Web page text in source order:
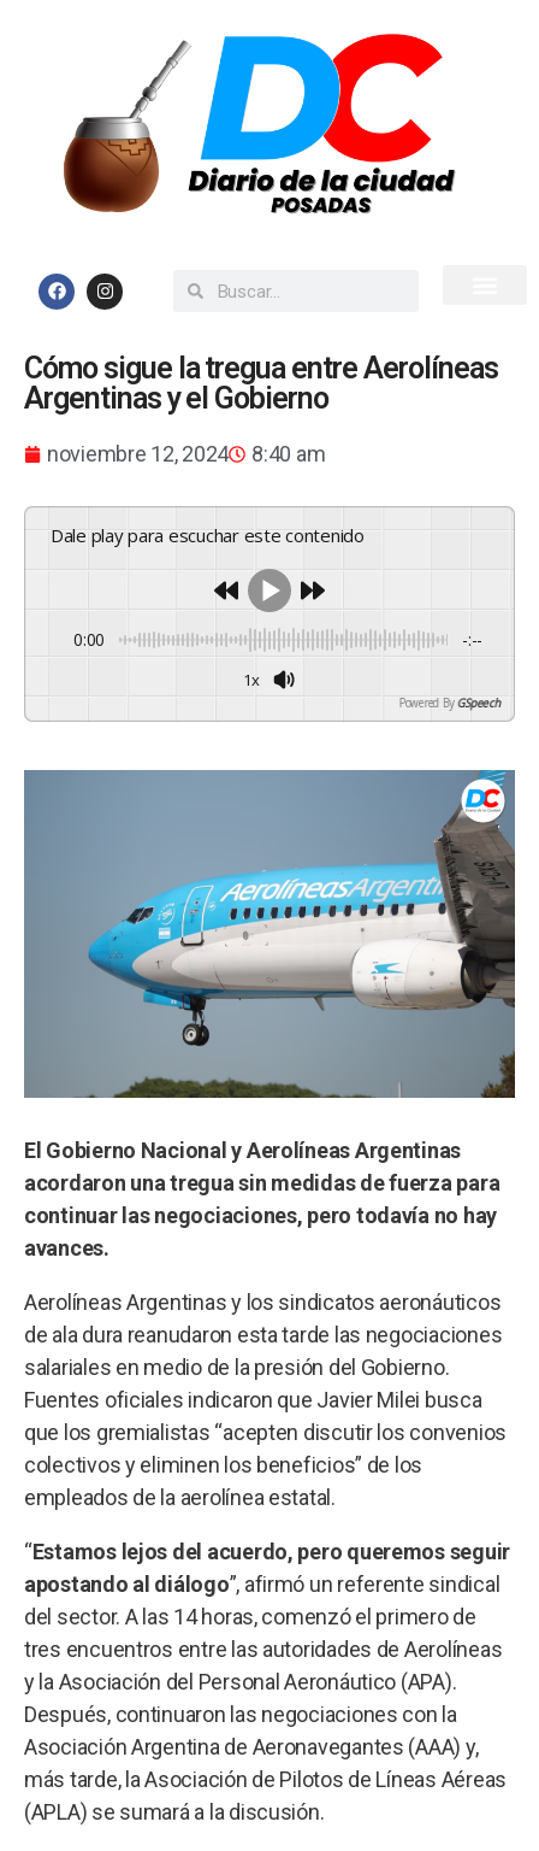
Cómo sigue la tregua entre Aerolíneas
Argentinas y el Gobierno
noviembre 12, 2024 8:40 am
Dale play para escuchar este contenido
0:00 -:--
1x
Powered By GSpeech
El Gobierno Nacional y Aerolíneas Argentinas
acordaron una tregua sin medidas de fuerza para
continuar las negociaciones, pero todavía no hay
avances.
Aerolíneas Argentinas y los sindicatos aeronáuticos
de ala dura reanudaron esta tarde las negociaciones
salariales en medio de la presión del Gobierno.
Fuentes oficiales indicaron que Javier Milei busca
que los gremialistas “acepten discutir los convenios
colectivos y eliminen los beneficios” de los
empleados de la aerolínea estatal.
“Estamos lejos del acuerdo, pero queremos seguir
apostando al diálogo”, afirmó un referente sindical
del sector. A las 14 horas, comenzó el primero de
tres encuentros entre las autoridades de Aerolíneas
y la Asociación del Personal Aeronáutico (APA).
Después, continuaron las negociaciones con la
Asociación Argentina de Aeronavegantes (AAA) y,
más tarde, la Asociación de Pilotos de Líneas Aéreas
(APLA) se sumará a la discusión.